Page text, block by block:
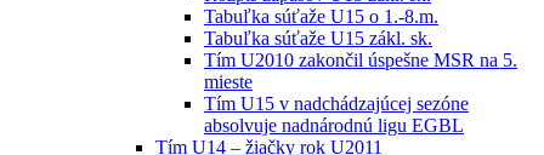
Tabuľka súťaže U15 o 1.-8.m.
Tabuľka súťaže U15 zákl. sk.
Tím U2010 zakončil úspešne MSR na 5.
mieste
Tím U15 v nadchádzajúcej sezóne
absolvuje nadnárodnú ligu EGBL
Tím U14 – žiačky rok U2011